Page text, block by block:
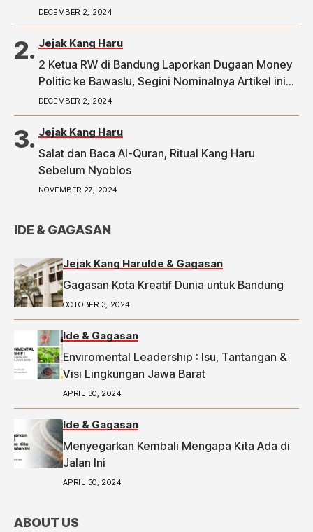
DECEMBER 2, 2024
Jejak Kang Haru
2 Ketua RW di Bandung Laporkan Dugaan Money
Politic ke Bawaslu, Segini Nominalnya Artikel ini
telah tayang di Tribunpriangan.com dengan judul
2 Ketua RW di Bandung Laporkan Dugaan Money
Politic ke Bawaslu, Segini Nominalnya,
https://priangan.tribunnews.com/2024/11/30/2-
ketua-rw-di-bandung-laporkan-dugaan-money-
DECEMBER 2, 2024
Jejak Kang Haru
Salat dan Baca Al-Quran, Ritual Kang Haru
Sebelum Nyoblos
NOVEMBER 27, 2024
IDE & GAGASAN
Jejak Kang HaruIde & Gagasan
Gagasan Kota Kreatif Dunia untuk Bandung
OCTOBER 3, 2024
Ide & Gagasan
Enviromental Leadership : Isu, Tantangan &
Visi Lingkungan Jawa Barat
APRIL 30, 2024
Ide & Gagasan
Menyegarkan Kembali Mengapa Kita Ada di
Jalan Ini
APRIL 30, 2024
ABOUT US